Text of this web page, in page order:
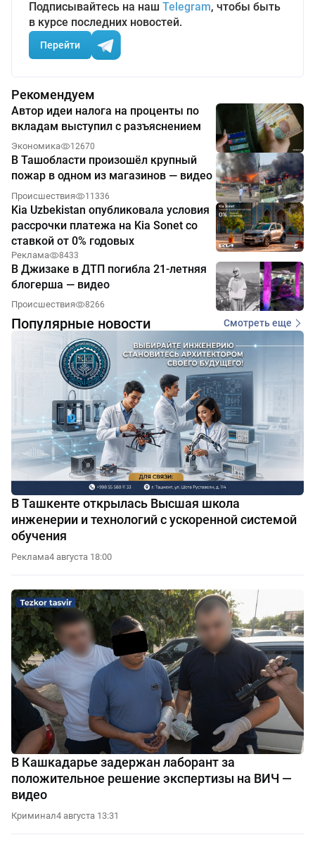
Подписывайтесь на наш Telegram, чтобы быть
в курсе последних новостей.
Перейти
Рекомендуем
Автор идеи налога на проценты по
вкладам выступил с разъяснением
Экономика 12670
В Ташобласти произошёл крупный
пожар в одном из магазинов — видео
Происшествия 11336
Kia Uzbekistan опубликовала условия
рассрочки платежа на Kia Sonet со
ставкой от 0% годовых
Реклама 8433
В Джизаке в ДТП погибла 21-летняя
блогерша — видео
Происшествия 8266
Популярные новости Смотреть еще
В Ташкенте открылась Высшая школа
инженерии и технологий с ускоренной системой
обучения
Реклама4 августа 18:00
В Кашкадарье задержан лаборант за
положительное решение экспертизы на ВИЧ —
видео
Криминал4 августа 13:31